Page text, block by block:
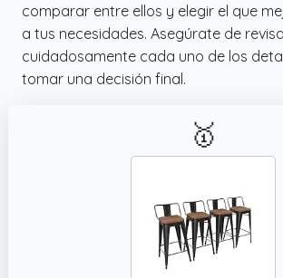
comparar entre ellos y elegir el que
a tus necesidades. Asegúrate de
cuidadosamente cada uno de los
tomar una decisión final.
🥇